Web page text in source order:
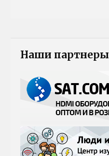
Наши партнеры